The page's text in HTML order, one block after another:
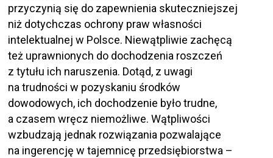
przyczynią się do zapewnienia skuteczniejszej
niż dotychczas ochrony praw własności
intelektualnej w Polsce. Niewątpliwie zachęcą
też uprawnionych do dochodzenia roszczeń
z tytułu ich naruszenia. Dotąd, z uwagi
na trudności w pozyskaniu środków
dowodowych, ich dochodzenie było trudne,
a czasem wręcz niemożliwe. Wątpliwości
wzbudzają jednak rozwiązania pozwalające
na ingerencję w tajemnicę przedsiębiorstwa –